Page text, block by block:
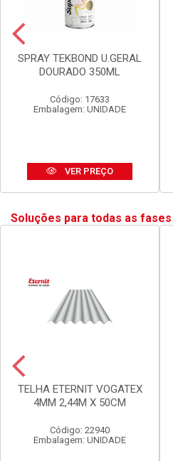
SPRAY TEKBOND U.GERAL
DOURADO 350ML
Código: 17633
Embalagem: UNIDADE
VER PREÇO
Soluções para todas as
TELHA ETERNIT VOGATEX
4MM 2,44M X 50CM
Código: 22940
Embalagem: UNIDADE